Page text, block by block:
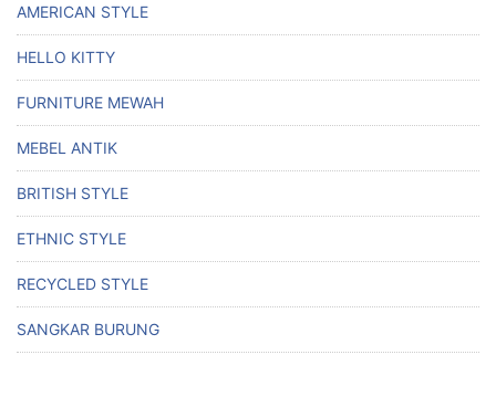
AMERICAN STYLE
HELLO KITTY
FURNITURE MEWAH
MEBEL ANTIK
BRITISH STYLE
ETHNIC STYLE
RECYCLED STYLE
SANGKAR BURUNG